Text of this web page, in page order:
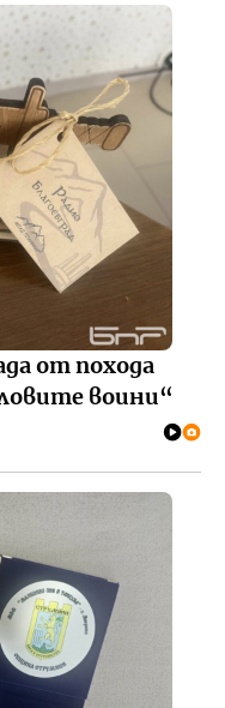
от похода
воини“